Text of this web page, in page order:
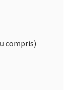
compris)